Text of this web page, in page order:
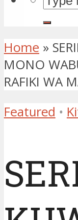
Home »
MONO
RAFIKI WA
Featured •